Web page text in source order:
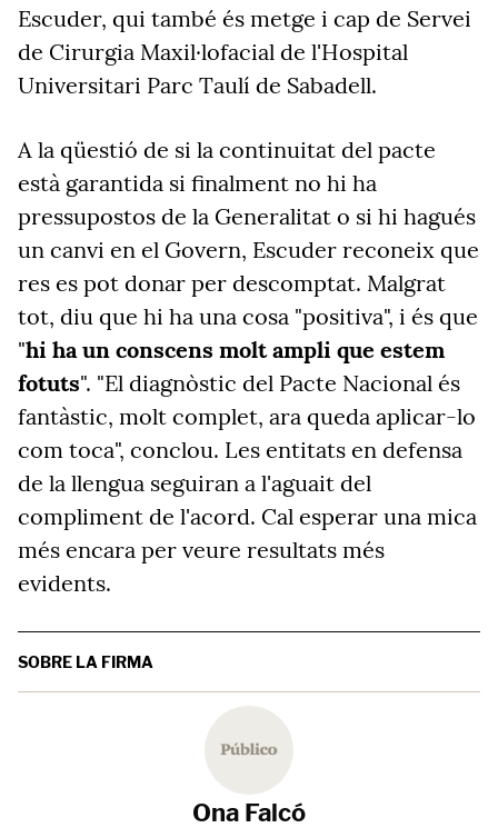
Escuder, qui també és metge i cap de Servei
de Cirurgia Maxil·lofacial de l'Hospital
Universitari Parc Taulí de Sabadell.
A la qüestió de si la continuitat del pacte
està garantida si finalment no hi ha
pressupostos de la Generalitat o si hi hagués
un canvi en el Govern, Escuder reconeix que
res es pot donar per descomptat. Malgrat
tot, diu que hi ha una cosa "positiva", i és que
"hi ha un conscens molt ampli que estem
fotuts". "El diagnòstic del Pacte Nacional és
fantàstic, molt complet, ara queda aplicar-lo
com toca", conclou. Les entitats en defensa
de la llengua seguiran a l'aguait del
compliment de l'acord. Cal esperar una mica
més encara per veure resultats més
evidents.
SOBRE LA FIRMA
Ona Falcó